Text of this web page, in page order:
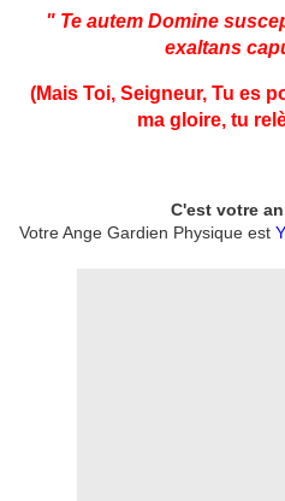
" Te autem Domine
exaltans
(Mais Toi, Seigneur, Tu es
ma gloire, tu
C'est votre
Votre Ange Gardien Physique est